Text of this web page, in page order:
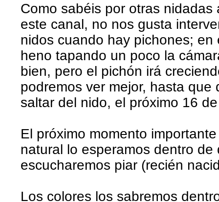
Como sabéis por otras
este canal, no nos gusta
nidos cuando hay pichones;
heno tapando un poco la
bien, pero el pichón irá
podremos ver mejor, hasta
saltar del nido, el próximo 16
El próximo momento
natural lo esperamos dentro
escucharemos piar (recién
Los colores los sabremos